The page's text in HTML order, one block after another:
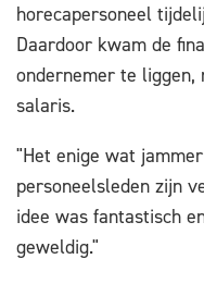
horecapersoneel
Daardoor kwam de
ondernemer te
salaris.
"Het enige wat
personeelsleden zijn
idee was fantastisch
geweldig."